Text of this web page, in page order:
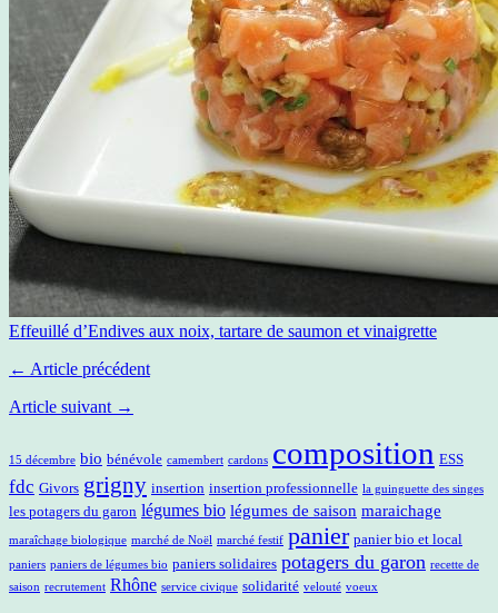
Effeuillé d’Endives aux noix, tartare de saumon et vinaigrette
← Article précédent
Article suivant →
15 décembre bio bénévole camembert cardons composition ESS
fdc Givors grigny insertion insertion professionnelle la guinguette des singes
les potagers du garon légumes bio légumes de saison maraichage
maraîchage biologique marché de Noël marché festif panier panier bio et local
paniers paniers de légumes bio paniers solidaires potagers du garon recette de
saison recrutement Rhône service civique solidarité velouté voeux